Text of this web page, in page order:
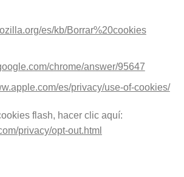
es/kb/Borrar%20cookies
chrome/answer/95647
es/privacy/use-of-cookies/
flash, hacer clic aquí:
privacy/opt-out.html